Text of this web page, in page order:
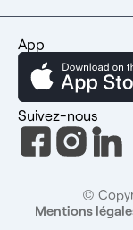
App
Suivez-nous
©
Mentions